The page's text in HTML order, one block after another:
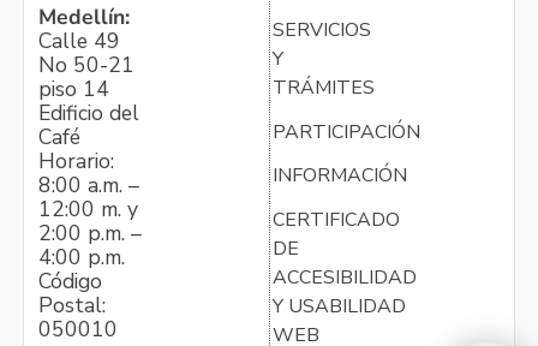
Medellín:
Calle 49
No 50-21
piso 14
Edificio del
Café
Horario:
8:00 a.m. –
12:00 m. y
2:00 p.m. –
4:00 p.m.
Código
Postal:
050010
SERVICIOS
Y
TRÁMITES
PARTICIPACIÓN
INFORMACIÓN
CERTIFICADO
DE
ACCESIBILIDAD
Y USABILIDAD
WEB